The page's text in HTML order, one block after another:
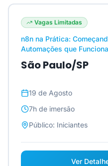
Vagas Limitadas
n8n na Prática:
Automações que
São Paulo/SP
19 de Agosto
7h de imersão
Público: Iniciantes
Ver